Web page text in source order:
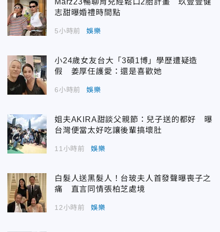
志甜曝婚禮時間點
5小時前 娛樂
小24歲女友台大「3碩1博」學歷遭疑造
假 姜厚任護愛：還是喜歡她
6小時前 娛樂
姐夫AKIRA甜談父親節：兒子送的都好 曝
台灣便當太好吃讓後輩搞壞肚
11小時前 娛樂
白髮人送黑髮人！台玻夫人首發聲曝喪子之
痛 直言同情張柏芝處境
12小時前 娛樂